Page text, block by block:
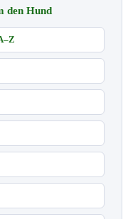
den Hund